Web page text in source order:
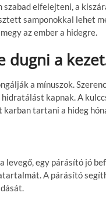
elfelejteni, a
samponokkal lehet
az ember a hidegre.
dugni a
a mínuszok.
kapnak. A
tartani a hideg
levegő, egy párásító jó
A párásító